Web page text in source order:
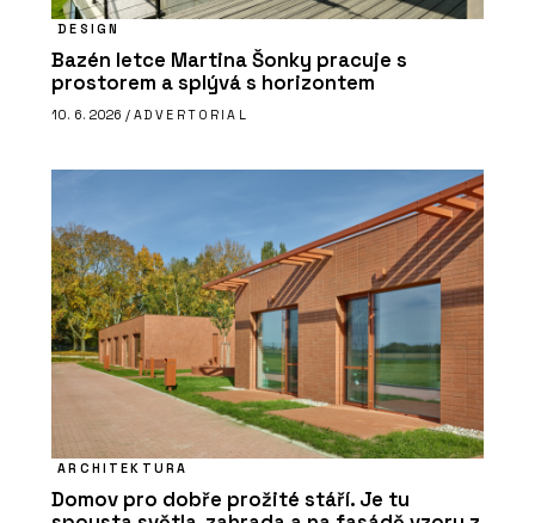
DESIGN
Bazén letce Martina Šonky pracuje s
prostorem a splývá s horizontem
10. 6. 2026 / ADVERTORIAL
ARCHITEKTURA
Domov pro dobře prožité stáří. Je tu